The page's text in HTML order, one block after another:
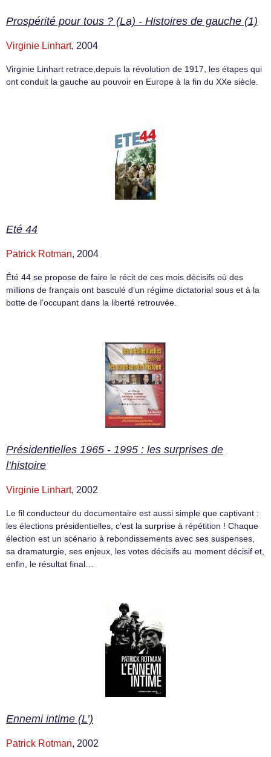
Prospérité pour tous ? (La) - Histoires de gauche (1)
Virginie Linhart, 2004
Virginie Linhart retrace,depuis la révolution de 1917, les étapes qui
ont conduit la gauche au pouvoir en Europe à la fin du XXe siècle.
Eté 44
Patrick Rotman, 2004
Été 44 se propose de faire le récit de ces mois décisifs où des
millions de français ont basculé d’un régime dictatorial sous et à la
botte de l’occupant dans la liberté retrouvée.
Présidentielles 1965 - 1995 : les surprises de
l’histoire
Virginie Linhart, 2002
Le fil conducteur du documentaire est aussi simple que captivant :
les élections présidentielles, c’est la surprise à répétition ! Chaque
élection est un scénario à rebondissements avec ses suspenses,
sa dramaturgie, ses enjeux, les votes décisifs au moment décisif et,
enfin, le résultat final…
Ennemi intime (L’)
Patrick Rotman, 2002